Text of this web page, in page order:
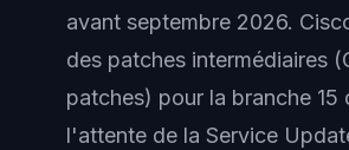
avant septembre 2026.
des patches intermédiaires
patches) pour la branche 15
l'attente de la Service